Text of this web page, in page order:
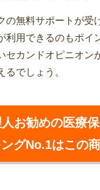
の無料サポートが受
利用できるのもポイ
セカンドオピニオン
るでしょう。
お勧めの医療
グNo.1はこの商